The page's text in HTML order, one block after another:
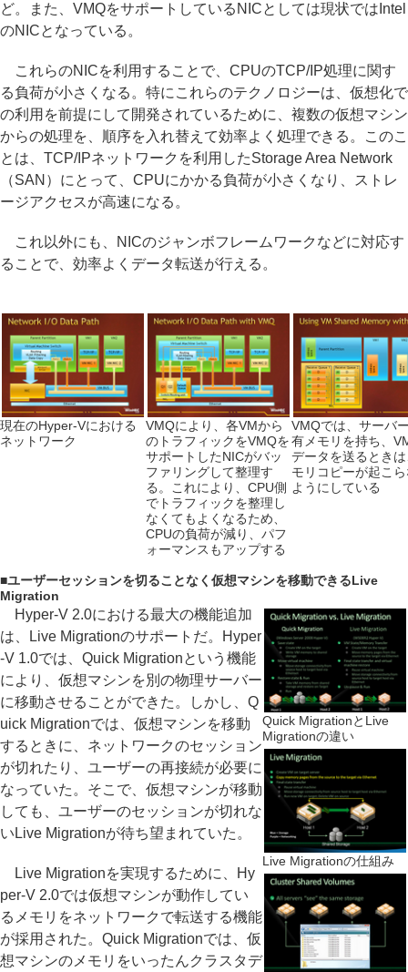
ど。また、VMQをサポートしているNICとしては現状ではIntel
のNICとなっている。
これらのNICを利用することで、CPUのTCP/IP処理に関す
る負荷が小さくなる。特にこれらのテクノロジーは、仮想化で
の利用を前提にして開発されているために、複数の仮想マシン
からの処理を、順序を入れ替えて効率よく処理できる。このこ
とは、TCP/IPネットワークを利用したStorage Area Network
（SAN）にとって、CPUにかかる負荷が小さくなり、ストレ
ージアクセスが高速になる。
これ以外にも、NICのジャンボフレームワークなどに対応す
ることで、効率よくデータ転送が行える。
現在のHyper-Vにおける
ネットワーク
VMQにより、各VMから
のトラフィックをVMQを
サポートしたNICがバッ
ファリングして整理す
る。これにより、CPU側
でトラフィックを整理し
なくてもよくなるため、
CPUの負荷が減り、パフ
ォーマンスもアップする
VMQでは、サーバ
有メモリを持ち、
データを送るとき
モリコピーが起こ
ようにしている
■ユーザーセッションを切ることなく仮想マシンを移動できるLive
Migration
Quick MigrationとLive
Migrationの違い
Live Migrationの仕組み
Hyper-V 2.0における最大の機能追加
は、Live Migrationのサポートだ。Hyper
-V 1.0では、Quick Migrationという機能
により、仮想マシンを別の物理サーバー
に移動させることができた。しかし、Q
uick Migrationでは、仮想マシンを移動
するときに、ネットワークのセッション
が切れたり、ユーザーの再接続が必要に
なっていた。そこで、仮想マシンが移動
しても、ユーザーのセッションが切れな
いLive Migrationが待ち望まれていた。
Live Migrationを実現するために、Hy
per-V 2.0では仮想マシンが動作してい
るメモリをネットワークで転送する機能
が採用された。Quick Migrationでは、仮
想マシンのメモリをいったんクラスタデ